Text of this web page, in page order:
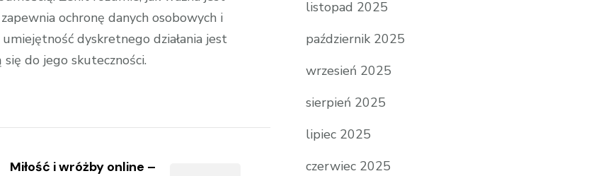
ochronę danych osobowych i
dyskretnego działania jest
do jego skuteczności.
Miłość i wróżby online –
listopad 2025
październik 2025
wrzesień 2025
sierpień 2025
lipiec 2025
czerwiec 2025